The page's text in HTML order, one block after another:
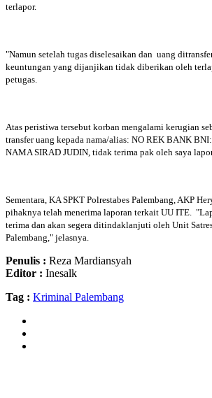
terlapor.
"Namun setelah tugas diselesaikan dan uang
keuntungan yang dijanjikan tidak diberikan oleh
petugas.
Atas peristiwa tersebut korban mengalami kerugian
transfer uang kepada nama/alias: NO REK BANK
NAMA SIRAD JUDIN, tidak terima pak oleh saya
Sementara, KA SPKT Polrestabes Palembang, AKP
pihaknya telah menerima laporan terkait UU ITE.
terima dan akan segera ditindaklanjuti oleh Unit
Palembang," jelasnya.
Penulis : Reza Mardiansyah
Editor : Inesalk
Tag : Kriminal Palembang